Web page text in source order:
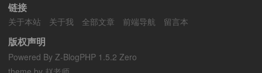
链接
关于本站 关于我 全部文章 前端导航 留言本
版权声明
Powered By Z-BlogPHP 1.5.2 Zero